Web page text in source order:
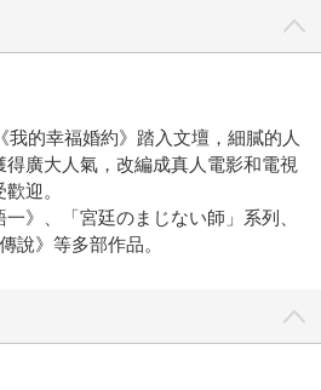
我的幸福婚約》踏入文壇，細膩的人
廣大人氣，改編成真人電影和電視
迎。
》、「宮廷のまじない師」系列、
說》等多部作品。